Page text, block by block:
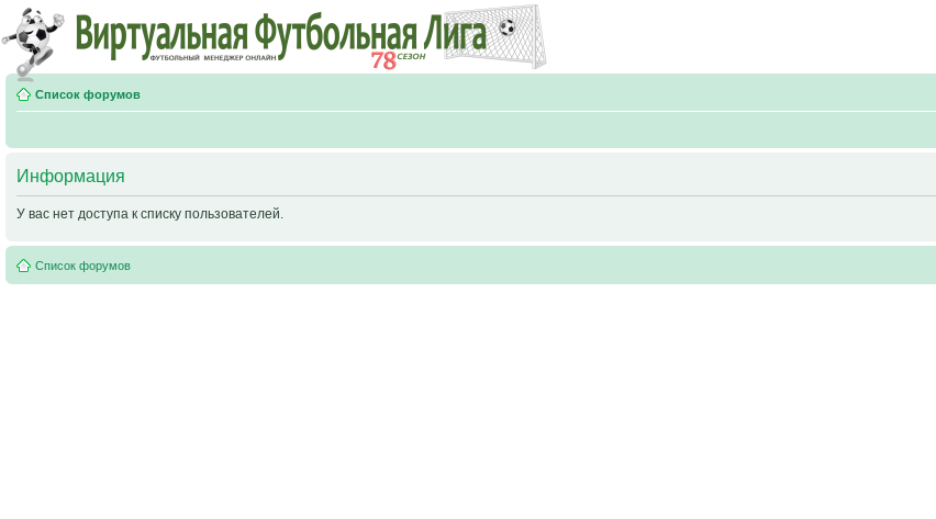
Список форумов
Информация
У вас нет доступа к списку пользователей.
Список форумов